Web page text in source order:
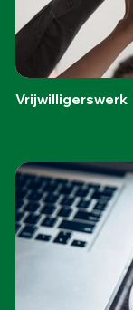
Vrijwilligerswerk